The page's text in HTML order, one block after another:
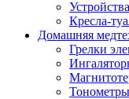
Кресла-
Домашняя
Грелки
Тонометры